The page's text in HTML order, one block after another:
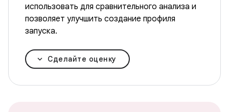
использовать для сравнительного анализа и
позволяет улучшить создание профиля
запуска.
Сделайте оценку